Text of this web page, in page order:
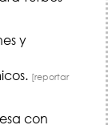
y
[reportar
con